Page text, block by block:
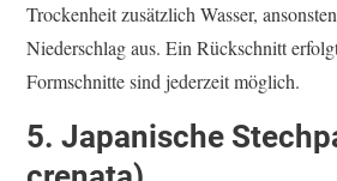
Trockenheit zusätzlich Wasser,
Niederschlag aus. Ein Rückschnitt
Formschnitte sind jederzeit möglich.
5. Japanische